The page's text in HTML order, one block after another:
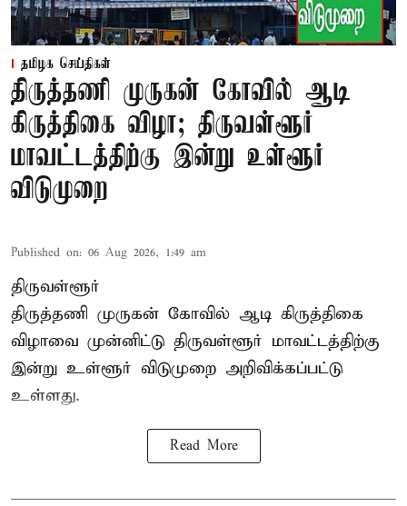
தமிழக செய்திகள்
திருத்தணி முருகன் கோவில் ஆடி
கிருத்திகை விழா; திருவள்ளூர்
மாவட்டத்திற்கு இன்று உள்ளூர்
விடுமுறை
Published on: 06 Aug 2026, 1:49 am
திருவள்ளூர்
திருத்தணி முருகன் கோவில் ஆடி கிருத்திகை
விழாவை முன்னிட்டு திருவள்ளூர் மாவட்டத்திற்கு
இன்று உள்ளூர் விடுமுறை அறிவிக்கப்பட்டு
உள்ளது.
Read More